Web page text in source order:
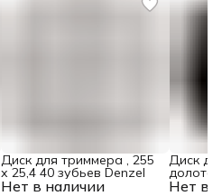
Нет в наличии
Диск для триммера , 255
х 25,4 40 зубьев Denzel
Нет в
Диск
зуба,